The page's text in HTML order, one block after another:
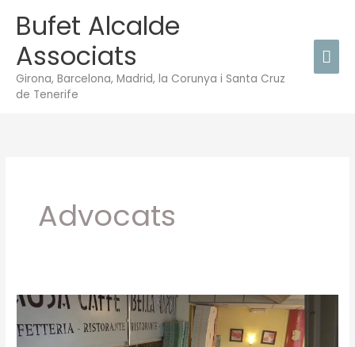
contingut
Bufet Alcalde
Associats
Girona, Barcelona, Madrid, la Corunya i Santa Cruz
de Tenerife
Advocats
Negocis
tancats